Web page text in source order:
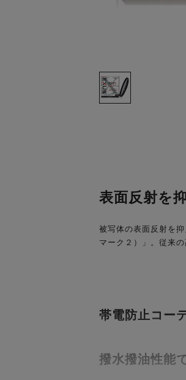
表面反射を
被写体の表面反射を
マーク２）」。従来
帯電防止コー
撥水撥油性能